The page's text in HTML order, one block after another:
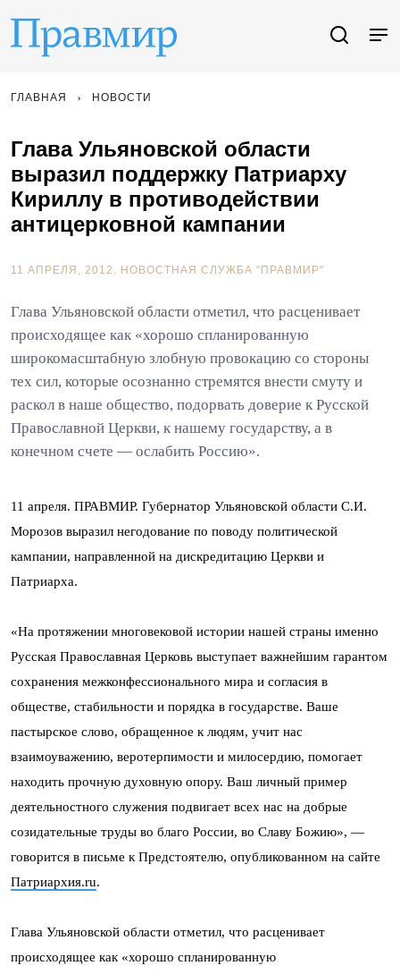
ГЛАВНАЯ НОВОСТИ
Глава Ульяновской области
выразил поддержку Патриарху
Кириллу в противодействии
антицерковной кампании
11 АПРЕЛЯ, 2012. НОВОСТНАЯ СЛУЖБА "ПРАВМИР"
Глава Ульяновской области отметил, что расценивает
происходящее как «хорошо спланированную
широкомасштабную злобную провокацию со стороны
тех сил, которые осознанно стремятся внести смуту и
раскол в наше общество, подорвать доверие к Русской
Православной Церкви, к нашему государству, а в
конечном счете — ослабить Россию».
11 апреля. ПРАВМИР. Губернатор Ульяновской области С.И.
Морозов выразил негодование по поводу политической
кампании, направленной на дискредитацию Церкви и
Патриарха.
«На протяжении многовековой истории нашей страны именно
Русская Православная Церковь выступает важнейшим гарантом
сохранения межконфессионального мира и согласия в
обществе, стабильности и порядка в государстве. Ваше
пастырское слово, обращенное к людям, учит нас
взаимоуважению, веротерпимости и милосердию, помогает
находить прочную духовную опору. Ваш личный пример
деятельностного служения подвигает всех нас на добрые
созидательные труды во благо России, во Славу Божию», —
говорится в письме к Предстоятелю, опубликованном на сайте
Патриархия.ru.
Глава Ульяновской области отметил, что расценивает
происходящее как «хорошо спланированную